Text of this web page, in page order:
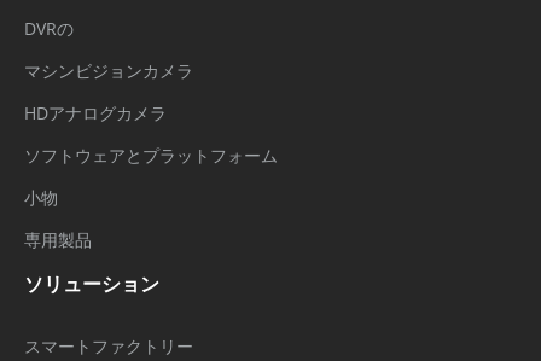
DVRの
マシンビジョンカメラ
HDアナログカメラ
ソフトウェアとプラットフォーム
小物
専用製品
ソリューション
スマートファクトリー